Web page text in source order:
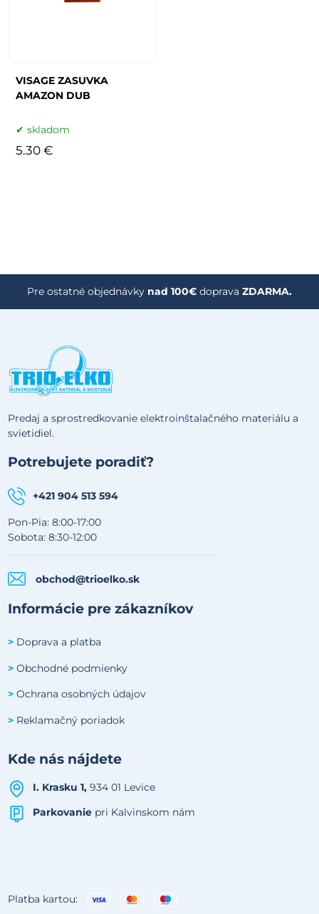
VISAGE ZASUVKA
AMAZON DUB
skladom
5.30 €
Pre ostatné objednávky nad 100€ doprava ZDARMA.
Predaj a sprostredkovanie elektroinštalačného materiálu a
svietidiel.
Potrebujete poradiť?
+421 904 513 594
Pon-Pia: 8:00-17:00
Sobota: 8:30-12:00
obchod@trioelko.sk
Informácie pre zákazníkov
> Doprava a platba
> Obchodné podmienky
> Ochrana osobných údajov
> Reklamačný poriadok
Kde nás nájdete
I. Krasku 1,934 01 Levice
Parkovanie pri Kalvinskom nám
Platba kartou: